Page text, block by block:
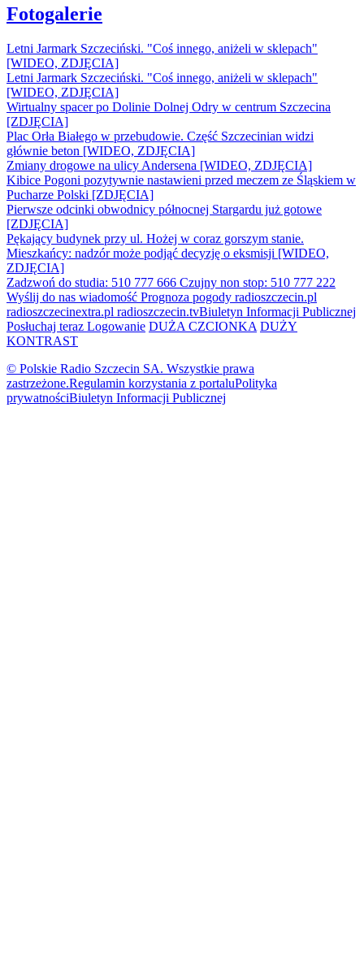
Fotogalerie
Letni Jarmark Szczeciński. "Coś innego, aniżeli w sklepach"
[WIDEO, ZDJĘCIA]
Letni Jarmark Szczeciński. "Coś innego, aniżeli w sklepach"
[WIDEO, ZDJĘCIA]
Wirtualny spacer po Dolinie Dolnej Odry w centrum Szczecina
[ZDJĘCIA]
Plac Orła Białego w przebudowie. Część Szczecinian widzi
głównie beton [WIDEO, ZDJĘCIA]
Zmiany drogowe na ulicy Andersena [WIDEO, ZDJĘCIA]
Kibice Pogoni pozytywnie nastawieni przed meczem ze Śląskiem w
Pucharze Polski [ZDJĘCIA]
Pierwsze odcinki obwodnicy północnej Stargardu już gotowe
[ZDJĘCIA]
Pękający budynek przy ul. Hożej w coraz gorszym stanie.
Mieszkańcy: nadzór może podjąć decyzję o eksmisji [WIDEO,
ZDJĘCIA]
Zadzwoń do studia: 510 777 666 Czujny non stop: 510 777 222
Wyślij do nas wiadomość Prognoza pogody radioszczecin.pl
radioszczecinextra.pl radioszczecin.tvBiuletyn Informacji Publicznej
Posłuchaj teraz Logowanie DUŻA CZCIONKA DUŻY
KONTRAST
© Polskie Radio Szczecin SA. Wszystkie prawa
zastrzeżone.Regulamin korzystania z portaluPolityka
prywatnościBiuletyn Informacji Publicznej